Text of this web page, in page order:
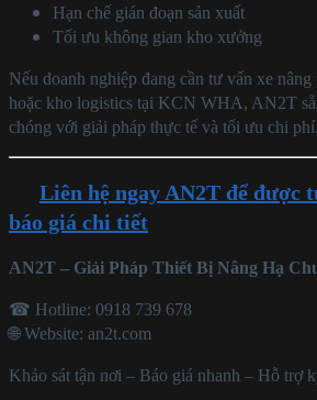
Hạn chế gián đoạn sản xuất
Tối ưu không gian kho xưởng
Nếu doanh nghiệp đang cần tư vấn xe
hoặc kho logistics tại KCN WHA, AN2T
chóng với giải pháp thực tế và tối ưu chi phí.
Liên hệ ngay AN2T để được
báo giá chi tiết
AN2T – Giải Pháp Thiết Bị Nâng Hạ
☎ Hotline: 0918 739 678
🌐 Website: an2t.com
Khảo sát tận nơi – Báo giá nhanh – Hỗ trợ